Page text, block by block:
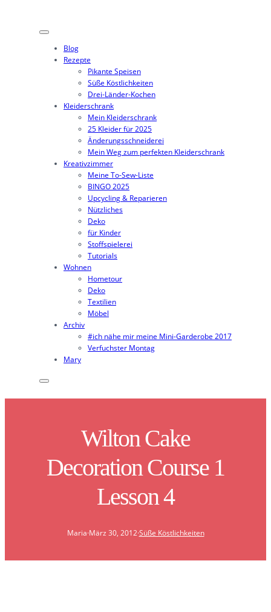
Blog
Rezepte
Pikante Speisen
Süße Köstlichkeiten
Drei-Länder-Kochen
Kleiderschrank
Mein Kleiderschrank
25 Kleider für 2025
Änderungsschneiderei
Mein Weg zum perfekten Kleiderschrank
Kreativzimmer
Meine To-Sew-Liste
BINGO 2025
Upcycling & Reparieren
Nützliches
Deko
für Kinder
Stoffspielerei
Tutorials
Wohnen
Hometour
Deko
Textilien
Möbel
Archiv
#ich nähe mir meine Mini-Garderobe 2017
Verfuchster Montag
Mary
Wilton Cake
Decoration Course 1
Lesson 4
Maria·März 30, 2012·Süße Köstlichkeiten